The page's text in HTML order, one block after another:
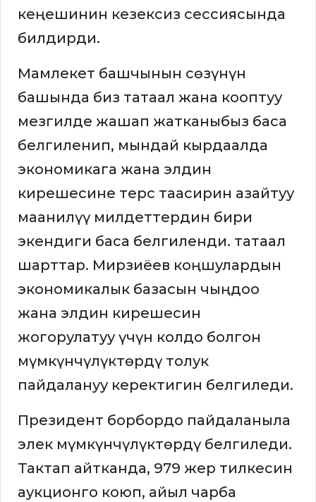
кеңешинин кезексиз сессиясында
билдирди.
Мамлекет башчынын сөзүнүн
башында биз татаал жана кооптуу
мезгилде жашап жатканыбыз баса
белгиленип, мындай кырдаалда
экономикага жана элдин
кирешесине терс таасирин азайтуу
маанилүү милдеттердин бири
экендиги баса белгиленди. татаал
шарттар. Мирзиёев коңшулардын
экономикалык базасын чыңдоо
жана элдин кирешесин
жогорулатуу үчүн колдо болгон
мүмкүнчүлүктөрдү толук
пайдалануу керектигин белгиледи.
Президент борбордо пайдаланыла
элек мүмкүнчүлүктөрдү белгиледи.
Тактап айтканда, 979 жер тилкесин
аукционго коюп, айыл чарба